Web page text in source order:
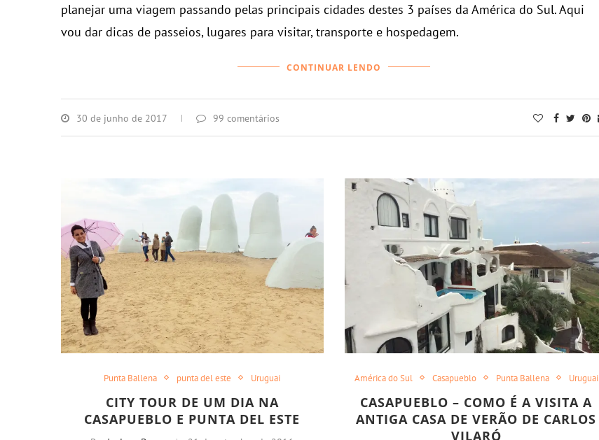
planejar uma viagem passando pelas principais cidades destes 3 países da América do Sul. Aqui
vou dar dicas de passeios, lugares para visitar, transporte e hospedagem.
CONTINUAR LENDO
30 de junho de 2017 99 comentários
Punta Ballena punta del este Uruguai
CITY TOUR DE UM DIA NA
CASAPUEBLO E PUNTA DEL ESTE
América do Sul Casapueblo Punta Ballena Uruguai
CASAPUEBLO – COMO É A VISITA A
ANTIGA CASA DE VERÃO DE CARLOS
VILARÓ